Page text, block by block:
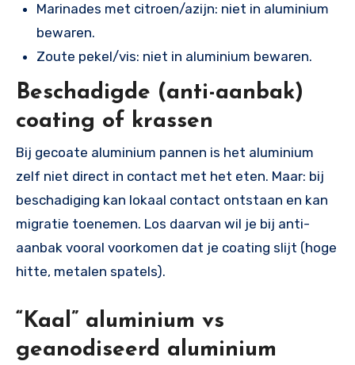
Marinades met citroen/azijn: niet in aluminium
bewaren.
Zoute pekel/vis: niet in aluminium bewaren.
Beschadigde (anti-aanbak)
coating of krassen
Bij gecoate aluminium pannen is het aluminium
zelf niet direct in contact met het eten. Maar: bij
beschadiging kan lokaal contact ontstaan en kan
migratie toenemen. Los daarvan wil je bij anti-
aanbak vooral voorkomen dat je coating slijt (hoge
hitte, metalen spatels).
“Kaal” aluminium vs
geanodiseerd aluminium